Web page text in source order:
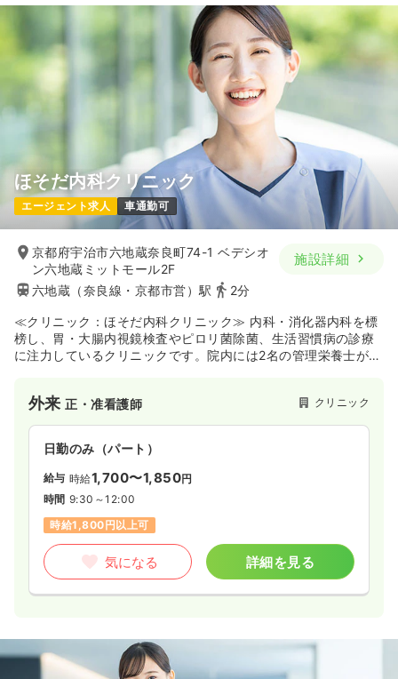
ほそだ内科クリニック
エージェント求人 車通勤可
京都府宇治市六地蔵奈良町74-1 ベデシオ
ン六地蔵ミットモール2F
六地蔵（奈良線・京都市営）駅
2分
施設詳細
≪クリニック：ほそだ内科クリニック≫ 内科・消化器内科を標
榜し、胃・大腸内視鏡検査やピロリ菌除菌、生活習慣病の診療
に注力しているクリニックです。院内には2名の管理栄養士が在
診の導入による診療補助業務の効率化や、内視鏡検査が初めて
の方への丁寧な指導体制など、IT活用と教育環境の両面からス
タッフが安心して働ける環境づくりを推進しています。
外来正・准看護師 クリニック
日勤のみ（パート）
給与 時給1,700〜1,850円
時間 9:30～12:00
時給1,800円以上可
気になる 詳細を見る